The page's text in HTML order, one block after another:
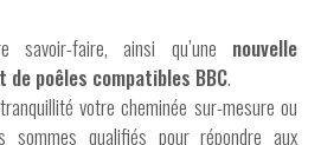
savoir-faire, ainsi qu’une nouvelle
poêles compatibles BBC.
votre cheminée sur-mesure ou
sommes qualifiés pour répondre aux